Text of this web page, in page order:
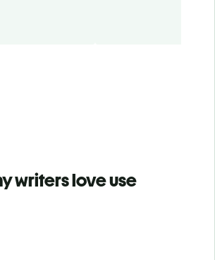
writers love use